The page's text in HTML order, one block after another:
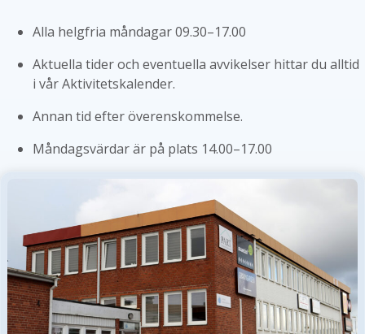
Alla helgfria måndagar 09.30–17.00
Aktuella tider och eventuella avvikelser hittar du alltid
i vår Aktivitetskalender.
Annan tid efter överenskommelse.
Måndagsvärdar är på plats 14.00–17.00